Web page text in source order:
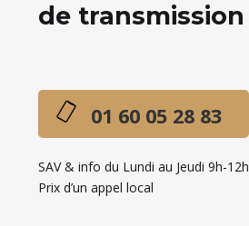
de transmission
01 60 05 28 83
SAV & info du Lundi au Jeudi 9h-12h
Prix d’un appel local